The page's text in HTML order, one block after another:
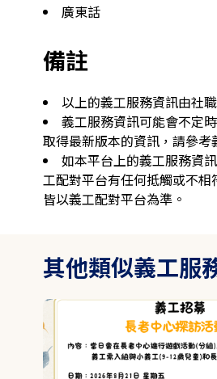
廣東話
備註
以上的義工服務資訊由社
義工服務資訊可能會不定
取得最新版本的資訊，請參考
如本平台上的義工服務資
工配對平台有任何抵觸或不相
皆以義工配對平台為準。
其他類似義工服